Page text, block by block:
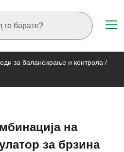
за балансирање и контрола /
на
за брзина